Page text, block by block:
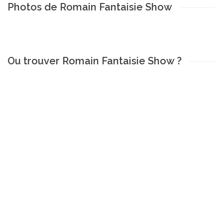
Photos de Romain Fantaisie Show
Ou trouver Romain Fantaisie Show ?